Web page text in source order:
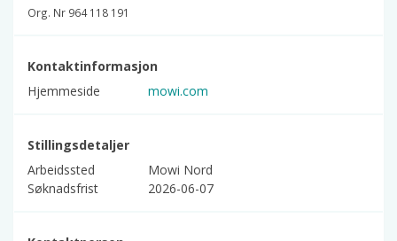
Org. Nr 964 118 191
Kontaktinformasjon
Hjemmeside
mowi.com
Stillingsdetaljer
Arbeidssted
Mowi Nord
Søknadsfrist
2026-06-07